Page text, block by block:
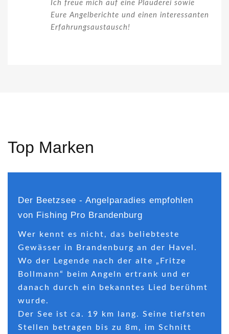
Ich freue mich auf eine Plauderei sowie
Eure Angelberichte und einen interessanten
Erfahrungsaustausch!
Top Marken
Der Beetzsee - Angelparadies empfohlen
von Fishing Pro Brandenburg
Wer kennt es nicht, das beliebteste
Gewässer in Brandenburg an der Havel.
Wo der Legende nach der alte „Fritze
Bollmann“ beim Angeln ertrank und er
danach durch ein bekanntes Lied berühmt
wurde.
Der See ist ca. 19 km lang. Seine tiefsten
Stellen betragen bis zu 8m, im Schnitt